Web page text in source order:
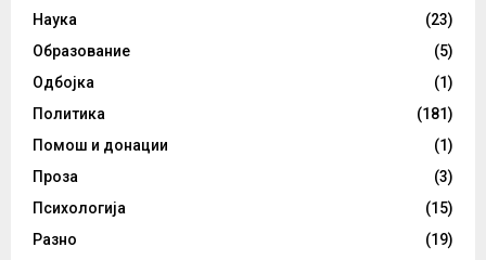
Наука
(23)
Образование
(5)
Одбојка
(1)
Политика
(181)
Помош и донации
(1)
Проза
(3)
Психологија
(15)
Разно
(19)